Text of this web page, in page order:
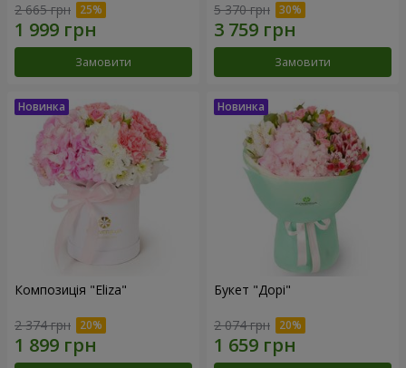
2 665 грн
Замовити
5 370 грн
Замовити
Композиція "Eliza"
2 374 грн
Букет "Дорі"
2 074 грн